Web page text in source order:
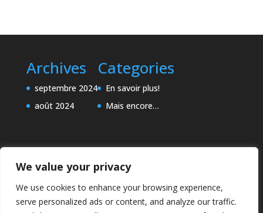
We value your privacy
We use cookies to enhance your browsing experience,
serve personalized ads or content, and analyze our traffic.
Archives
septembre 2024
août 2024
Categories
En savoir plus!
Mais encore…